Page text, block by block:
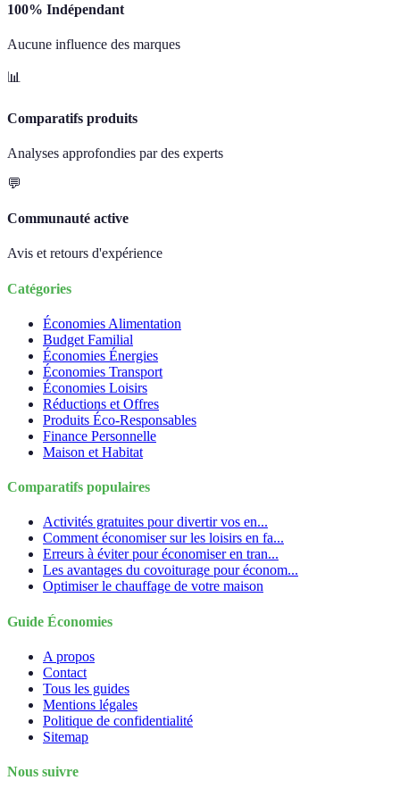
100% Indépendant
Aucune influence des marques
📊
Comparatifs produits
Analyses approfondies par des experts
💬
Communauté active
Avis et retours d'expérience
Catégories
Économies Alimentation
Budget Familial
Économies Énergies
Économies Transport
Économies Loisirs
Réductions et Offres
Produits Éco-Responsables
Finance Personnelle
Maison et Habitat
Comparatifs populaires
Activités gratuites pour divertir vos en...
Comment économiser sur les loisirs en fa...
Erreurs à éviter pour économiser en tran...
Les avantages du covoiturage pour économ...
Optimiser le chauffage de votre maison
Guide Économies
A propos
Contact
Tous les guides
Mentions légales
Politique de confidentialité
Sitemap
Nous suivre